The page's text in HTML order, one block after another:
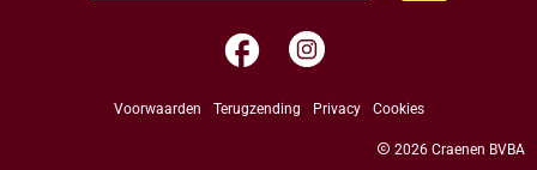
facebook
Voorwaarden Terugzending Privacy Cookies
copyright 2026 Craenen BVBA